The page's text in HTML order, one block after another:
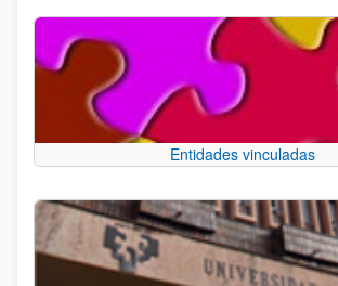
Entidades vinculadas